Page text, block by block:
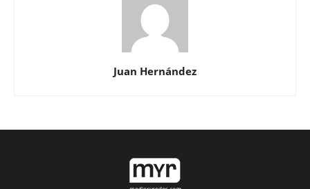
Juan Hernández